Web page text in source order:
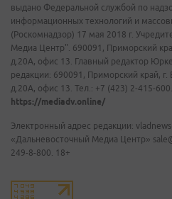
выдано Федеральной службой по
информационных технологий и
(Роскомнадзор) 17 мая 2018 г.
Медиа Центр". 690091, Приморский
д.20А, офис 13. Главный редактор
редакции: 690091, Приморский край, г.
д.20А, офис 13. Тел.: +7 (423) 2-415-600.
https://mediadv.online/
Электронный адрес редакции:
«Дальневосточный Медиа Центр»
249-8-800. 18+